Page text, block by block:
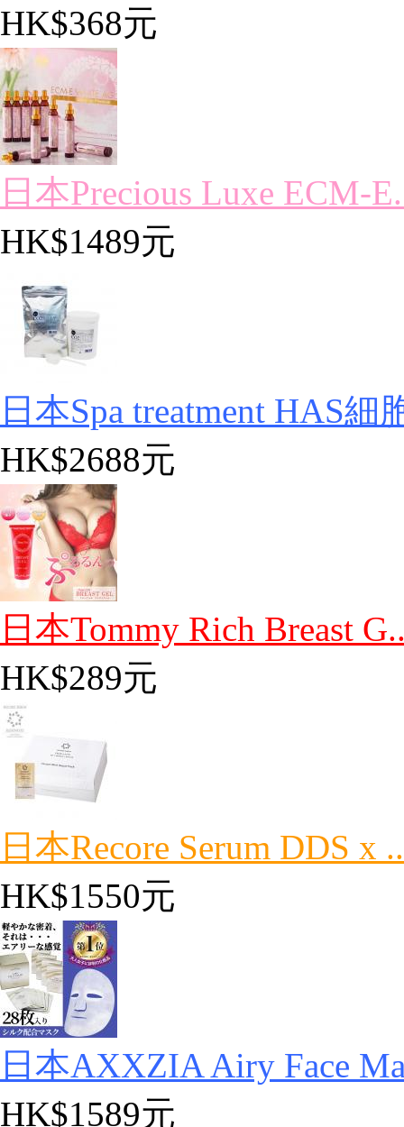
HK$368元
日本Precious Luxe ECM-
HK$1489元
日本Spa treatment HAS細
HK$2688元
日本Tommy Rich Breast
HK$289元
日本Recore Serum DDS x
HK$1550元
日本AXXZIA Airy Face
HK$1589元